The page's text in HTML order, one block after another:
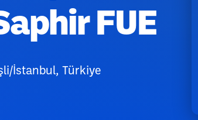
FUE
İstanbul, Türkiye